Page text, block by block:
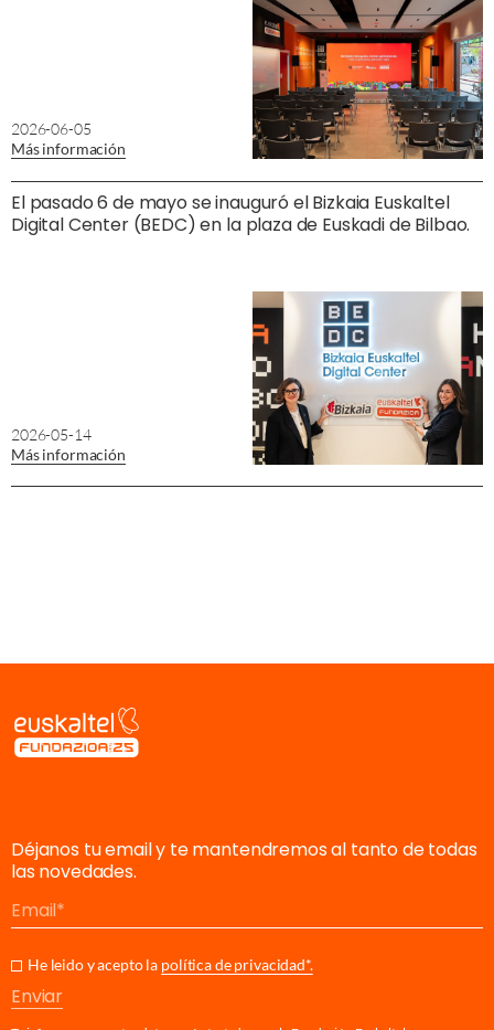
2026-06-05
Más información
El pasado 6 de mayo se inauguró el Bizkaia Euskaltel
Digital Center (BEDC) en la plaza de Euskadi de Bilbao.
2026-05-14
Más información
Déjanos tu email y te mantendremos al tanto de todas
las novedades.
Email
He leido y acepto la política de privacidad*.
Enviar